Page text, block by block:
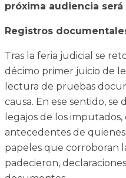
próxima audiencia
Registros
Tras la feria judicial se
décimo primer juicio de
lectura de pruebas
causa. En ese sentido,
legajos de los
antecedentes de
papeles que corroboran
padecieron,